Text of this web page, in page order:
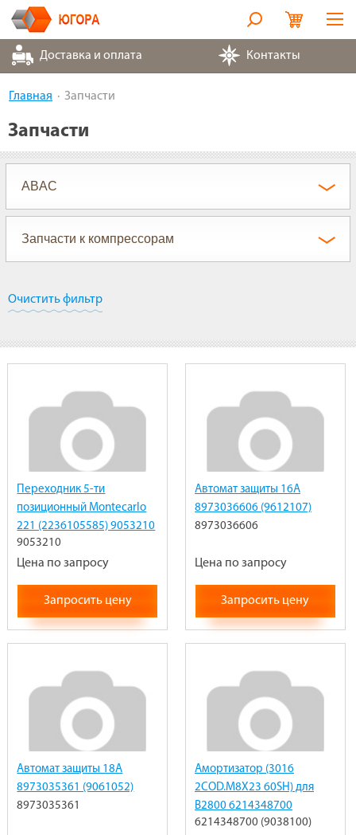
Оборудование
Контакты
О компании
Доставка и оплата Контакты
Главная Запчасти
Запчасти
Очистить фильтр
Переходник 5-ти
позиционный Montecarlo
221 (2236105585) 9053210
9053210
Цена по запросу
Запросить цену
Автомат защиты 16А
8973036606 (9612107)
8973036606
Цена по запросу
Запросить цену
Автомат защиты 18А
8973035361 (9061052)
8973035361
Амортизатор (3016
2COD.M8X23 60SH) для
В2800 6214348700
(9038100)
6214348700 (9038100)